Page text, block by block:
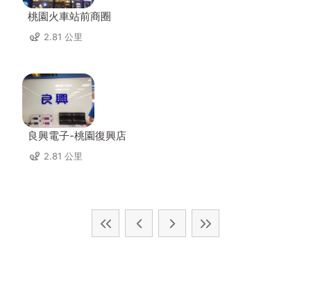
桃園火車站前商圈
2.81 公里
良興電子-桃園復興店
2.81 公里